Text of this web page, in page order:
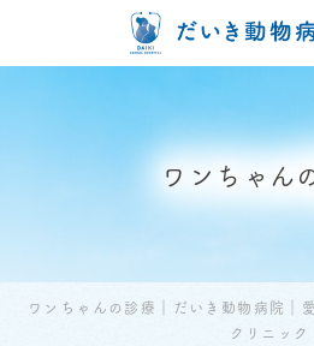
ワンちゃん
ワンちゃんの診療｜だいき動物病院｜
クリニック